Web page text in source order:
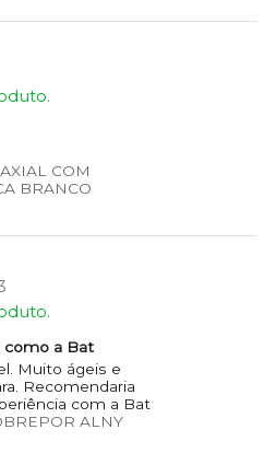
COM
BRANCO
como a Bat
Muito ágeis e
Recomendaria
com a Bat
ALNY